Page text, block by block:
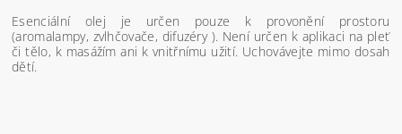
Esenciální olej je určen pouze k provonění prostoru
(aromalampy, zvlhčovače, difuzéry ). Není určen k aplikaci na pleť
či tělo, k masážím ani k vnitřnímu užití. Uchovávejte mimo dosah
dětí.